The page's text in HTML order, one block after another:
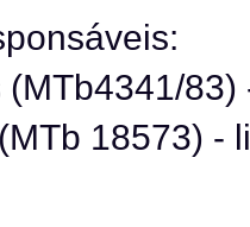
18573) -